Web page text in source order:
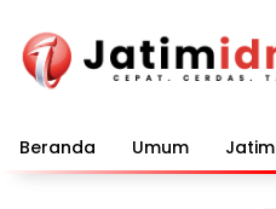
konten
Beranda Umum Jatim